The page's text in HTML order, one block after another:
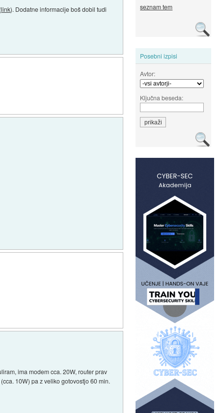
seznam tem
Posebni izpisi
Avtor:
Ključna beseda:
link). Dodatne informacije boš dobil tudi
ima modem cca. 20W, router prav
10W) pa z veliko gotovostjo 60 min.